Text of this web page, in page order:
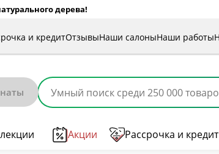
дерева!
и кредитОтзывыНаши салоныНаши работы
Акции Рассрочка и кредит